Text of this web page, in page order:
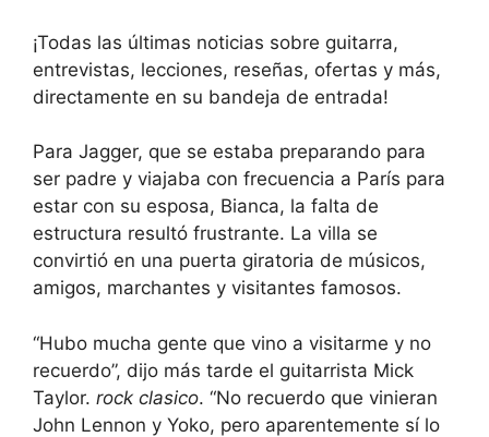
¡Todas las últimas noticias sobre guitarra,
entrevistas, lecciones, reseñas, ofertas y más,
directamente en su bandeja de entrada!
Para Jagger, que se estaba preparando para
ser padre y viajaba con frecuencia a París para
estar con su esposa, Bianca, la falta de
estructura resultó frustrante. La villa se
convirtió en una puerta giratoria de músicos,
amigos, marchantes y visitantes famosos.
“Hubo mucha gente que vino a visitarme y no
recuerdo”, dijo más tarde el guitarrista Mick
Taylor. rock clasico. “No recuerdo que vinieran
John Lennon y Yoko, pero aparentemente sí lo